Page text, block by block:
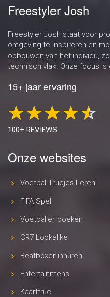
Freestyler Josh
Freestyler Josh staat voor
omgeving te inspireren en
opbouwen van het individu,
technisch vlak. Onze focus
15+ jaar ervaring
100+ REVIEWS
Onze websites
Voetbal Trucjes Leren
FIFA Spel
Voetballer boeken
CR7 Lookalike
Beatboxer inhuren
Entertainmens
Kaarttruc